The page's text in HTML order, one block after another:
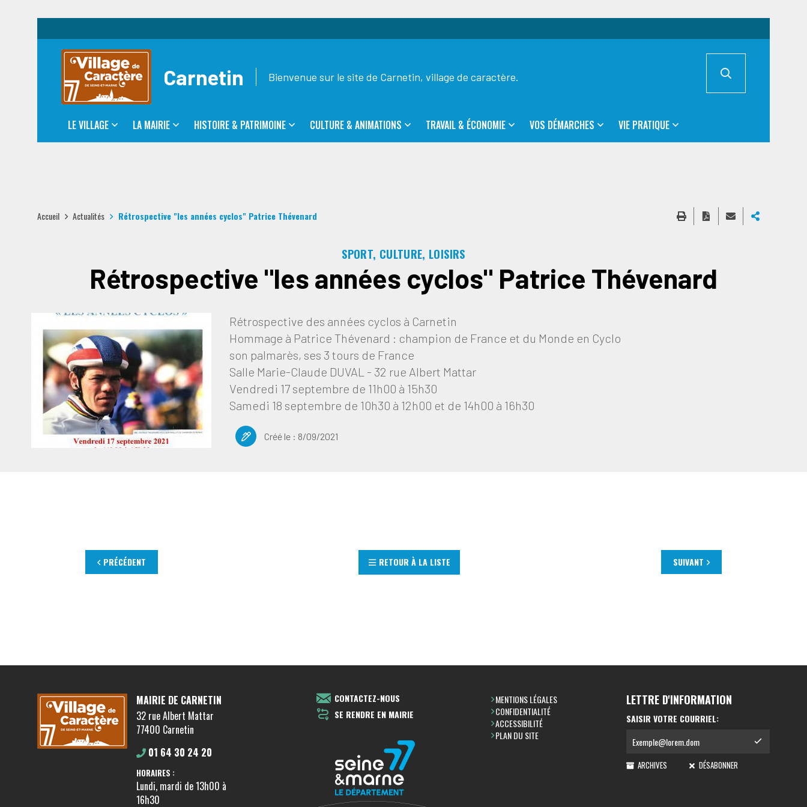
Bienvenue sur le site de Carnetin, village de caractère.
Carnetin
LE VILLAGE LA MAIRIE HISTOIRE & PATRIMOINE CULTURE & ANIMATIONS TRAVAIL & ÉCONOMIE VOS DÉMARCHES VIE PRATIQUE
Accueil Actualités Rétrospective "les années cyclos" Patrice Thévenard
SPORT, CULTURE, LOISIRS
Rétrospective "les années cyclos" Patrice Thévenard
Rétrospective des années cyclos à Carnetin
Hommage à Patrice Thévenard : champion de France et du Monde en Cyclo
son palmarès, ses 3 tours de France
Salle Marie-Claude DUVAL - 32 rue Albert Mattar
Vendredi 17 septembre de 11h00 à 15h30
Samedi 18 septembre de 10h30 à 12h00 et de 14h00 à 16h30
Créé le : 8/09/2021
PRÉCÉDENT RETOUR À LA LISTE SUIVANT
MAIRIE DE CARNETIN
32 rue Albert Mattar
77400 Carnetin
01 64 30 24 20
HORAIRES :
Lundi, mardi de 13h00 à
16h30
CONTACTEZ-NOUS
SE RENDRE EN MAIRIE
MENTIONS LÉGALES
CONFIDENTIALITÉ
ACCESSIBILITÉ
PLAN DU SITE
LETTRE D'INFORMATION
SAISIR VOTRE COURRIEL:
ARCHIVES DÉSABONNER